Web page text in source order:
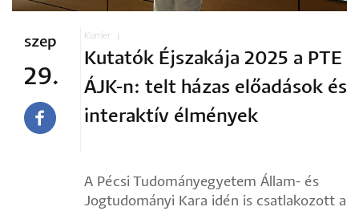
szep
29.
Karrier
Kutatók Éjszakája 2025 a PTE
ÁJK-n: telt házas előadások és
interaktív élmények
A Pécsi Tudományegyetem Állam- és
Jogtudományi Kara idén is csatlakozott a